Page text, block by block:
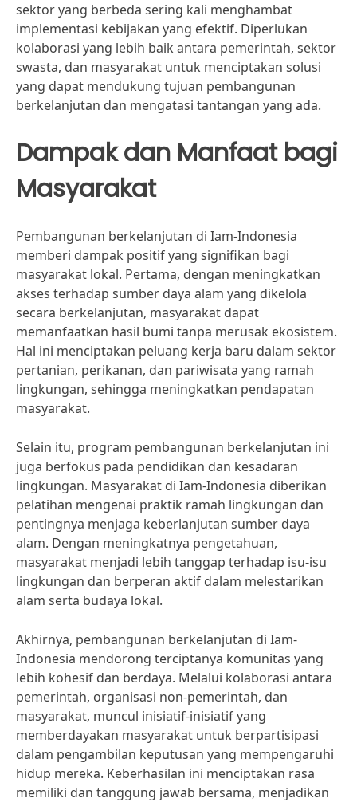
sektor yang berbeda sering kali menghambat
implementasi kebijakan yang efektif. Diperlukan
kolaborasi yang lebih baik antara pemerintah, sektor
swasta, dan masyarakat untuk menciptakan solusi
yang dapat mendukung tujuan pembangunan
berkelanjutan dan mengatasi tantangan yang ada.
Dampak dan Manfaat bagi
Masyarakat
Pembangunan berkelanjutan di Iam-Indonesia
memberi dampak positif yang signifikan bagi
masyarakat lokal. Pertama, dengan meningkatkan
akses terhadap sumber daya alam yang dikelola
secara berkelanjutan, masyarakat dapat
memanfaatkan hasil bumi tanpa merusak ekosistem.
Hal ini menciptakan peluang kerja baru dalam sektor
pertanian, perikanan, dan pariwisata yang ramah
lingkungan, sehingga meningkatkan pendapatan
masyarakat.
Selain itu, program pembangunan berkelanjutan ini
juga berfokus pada pendidikan dan kesadaran
lingkungan. Masyarakat di Iam-Indonesia diberikan
pelatihan mengenai praktik ramah lingkungan dan
pentingnya menjaga keberlanjutan sumber daya
alam. Dengan meningkatnya pengetahuan,
masyarakat menjadi lebih tanggap terhadap isu-isu
lingkungan dan berperan aktif dalam melestarikan
alam serta budaya lokal.
Akhirnya, pembangunan berkelanjutan di Iam-
Indonesia mendorong terciptanya komunitas yang
lebih kohesif dan berdaya. Melalui kolaborasi antara
pemerintah, organisasi non-pemerintah, dan
masyarakat, muncul inisiatif-inisiatif yang
memberdayakan masyarakat untuk berpartisipasi
dalam pengambilan keputusan yang mempengaruhi
hidup mereka. Keberhasilan ini menciptakan rasa
memiliki dan tanggung jawab bersama, menjadikan